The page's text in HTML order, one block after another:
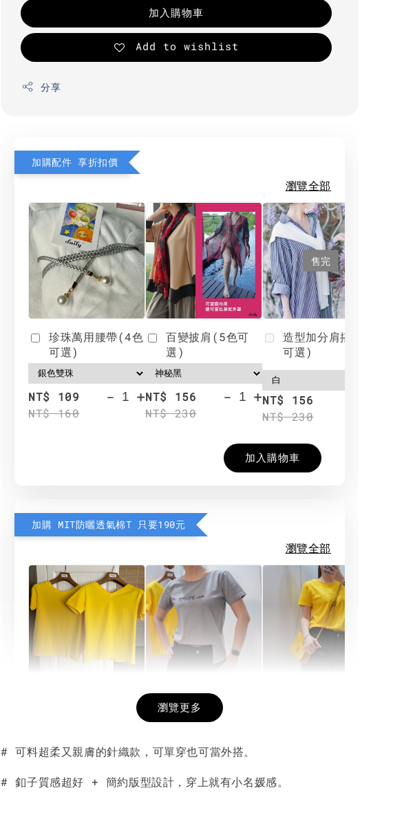
加入購物車
Add to wishlist
分享
加購配件 享折扣價
瀏覽全部
珍珠萬用腰帶(4色
可選)
NT$ 109
NT$ 160
- +
百變披肩(5色可
選)
NT$ 156
NT$ 230
- +
售完
造型加分肩搭(4色
可選)
NT$ 156
NT$ 230
加入購物車
加購 MIT防曬透氣棉T 只要190元
瀏覽全部
NT$ 190
NT$ 450
- +
希望相隨雙面T
NT$ 190
NT$ 450
-
NT$ 450
瀏覽更多
# 可料超柔又親膚的針織款，可單穿也可當外搭。
# 釦子質感超好 + 簡約版型設計，穿上就有小名媛感。